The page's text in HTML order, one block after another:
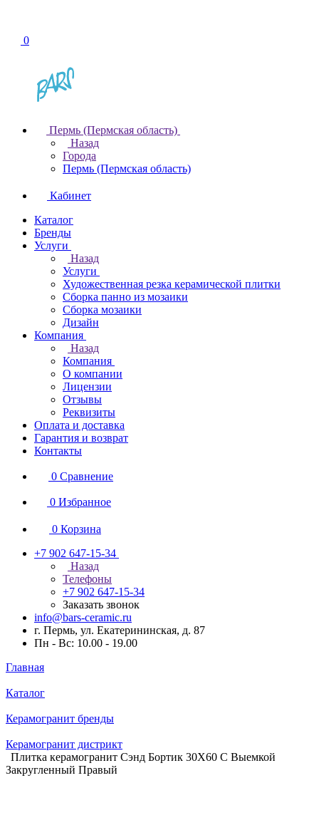
0
Пермь (Пермская область)
Назад
Города
Пермь (Пермская область)
Кабинет
Каталог
Бренды
Услуги
Назад
Услуги
Художественная резка керамической плитки
Сборка панно из мозаики
Сборка мозаики
Дизайн
Компания
Назад
Компания
О компании
Лицензии
Отзывы
Реквизиты
Оплата и доставка
Гарантия и возврат
Контакты
0 Сравнение
0 Избранное
0 Корзина
+7 902 647-15-34
Назад
Телефоны
+7 902 647-15-34
Заказать звонок
info@bars-ceramic.ru
г. Пермь, ул. Екатерининская, д. 87
Пн - Вс: 10.00 - 19.00
Главная
Каталог
Керамогранит бренды
Керамогранит дистрикт
Плитка керамогранит Сэнд Бортик 30X60 С Выемкой
Закругленный Правый